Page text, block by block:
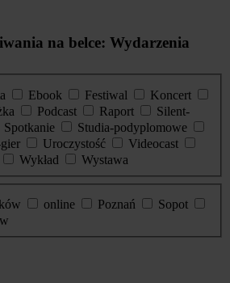
na belce: Wydarzenia
Ebook Festiwal
Koncert
Podcast Raport
Silent-
Spotkanie
Studia-podyplomowe
Uroczystość
Videocast
Wykład
Wystawa
online Poznań
Sopot